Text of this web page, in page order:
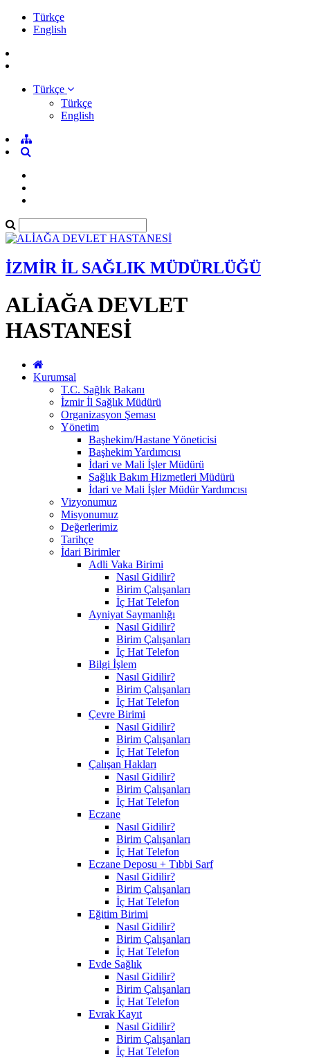
Türkçe
English
Türkçe
Türkçe
English
İZMİR İL SAĞLIK MÜDÜRLÜĞÜ
ALİAĞA DEVLET
HASTANESİ
Kurumsal
T.C. Sağlık Bakanı
İzmir İl Sağlık Müdürü
Organizasyon Şeması
Yönetim
Başhekim/Hastane Yöneticisi
Başhekim Yardımcısı
İdari ve Mali İşler Müdürü
Sağlık Bakım Hizmetleri Müdürü
İdari ve Mali İşler Müdür Yardımcısı
Vizyonumuz
Misyonumuz
Değerlerimiz
Tarihçe
İdari Birimler
Adli Vaka Birimi
Nasıl Gidilir?
Birim Çalışanları
İç Hat Telefon
Ayniyat Saymanlığı
Nasıl Gidilir?
Birim Çalışanları
İç Hat Telefon
Bilgi İşlem
Nasıl Gidilir?
Birim Çalışanları
İç Hat Telefon
Çevre Birimi
Nasıl Gidilir?
Birim Çalışanları
İç Hat Telefon
Çalışan Hakları
Nasıl Gidilir?
Birim Çalışanları
İç Hat Telefon
Eczane
Nasıl Gidilir?
Birim Çalışanları
İç Hat Telefon
Eczane Deposu + Tıbbi Sarf
Nasıl Gidilir?
Birim Çalışanları
İç Hat Telefon
Eğitim Birimi
Nasıl Gidilir?
Birim Çalışanları
İç Hat Telefon
Evde Sağlık
Nasıl Gidilir?
Birim Çalışanları
İç Hat Telefon
Evrak Kayıt
Nasıl Gidilir?
Birim Çalışanları
İç Hat Telefon